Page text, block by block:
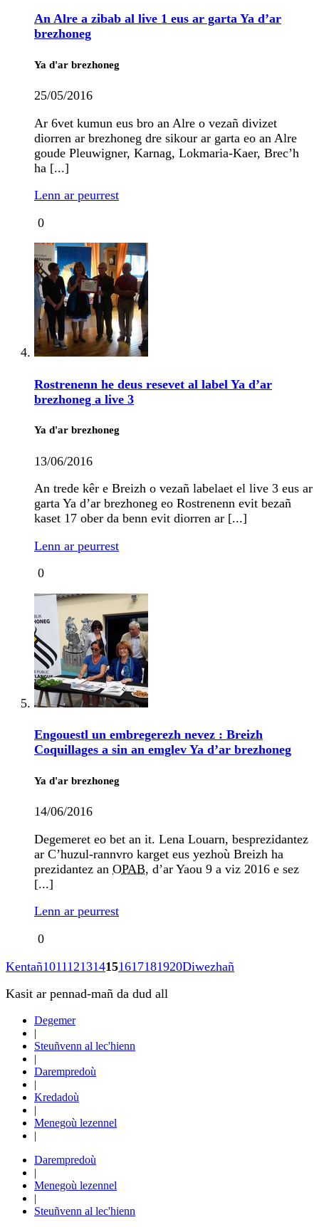
An Alre a zibab al live 1 eus ar garta Ya d’ar
brezhoneg
Ya d'ar brezhoneg
25/05/2016
Ar 6vet kumun eus bro an Alre o vezañ divizet
diorren ar brezhoneg dre sikour ar garta eo an Alre
goude Pleuwigner, Karnag, Lokmaria-Kaer, Brec’h
ha [...]
Lenn ar peurrest
0
Rostrenenn he deus resevet al label Ya d’ar
brezhoneg a live 3
Ya d'ar brezhoneg
13/06/2016
An trede kêr e Breizh o vezañ labelaet el live 3 eus ar
garta Ya d’ar brezhoneg eo Rostrenenn evit bezañ
kaset 17 ober da benn evit diorren ar [...]
Lenn ar peurrest
0
Engouestl un embregerezh nevez : Breizh
Coquillages a sin an emglev Ya d’ar brezhoneg
Ya d'ar brezhoneg
14/06/2016
Degemeret eo bet an it. Lena Louarn, besprezidantez
ar C’huzul-rannvro karget eus yezhoù Breizh ha
prezidantez an OPAB, d’ar Yaou 9 a viz 2016 e sez
[...]
Lenn ar peurrest
0
Kentañ1011121314151617181920Diwezhañ
Kasit ar pennad-mañ da dud all
Degemer
|
Steuñvenn al lec'hienn
|
Darempredoù
|
Kredadoù
|
Menegoù lezennel
|
Darempredoù
|
Menegoù lezennel
|
Steuñvenn al lec'hienn